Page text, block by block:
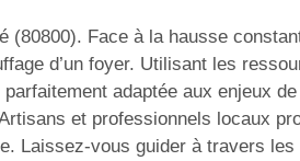
Face à la hausse
d’un foyer. Utilisant les
adaptée aux enjeux
et professionnels locaux
Laissez-vous guider à travers